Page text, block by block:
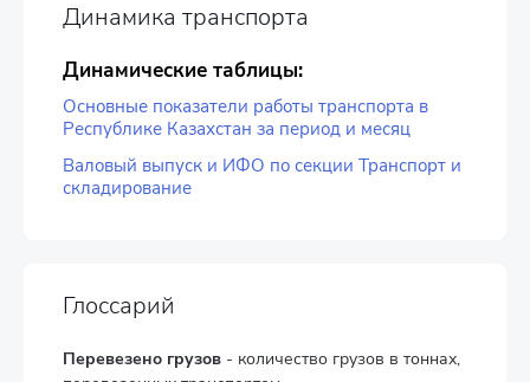
Динамика транспорта
Динамические таблицы:
Основные показатели работы транспорта в
Республике Казахстан за период и месяц
Валовый выпуск и ИФО по секции Транспорт и
складирование
Глоссарий
Перевезено грузов - количество грузов в тоннах,